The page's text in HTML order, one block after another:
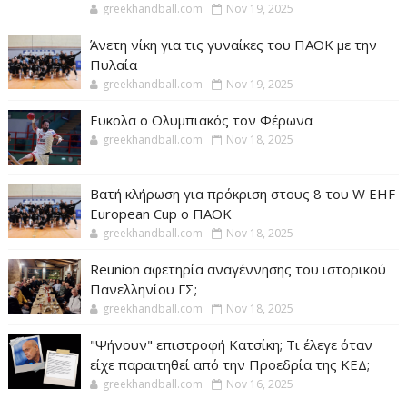
greekhandball.com Nov 19, 2025
Άνετη νίκη για τις γυναίκες του ΠΑΟΚ με την
Πυλαία
greekhandball.com Nov 19, 2025
Ευκολα ο Ολυμπιακός τον Φέρωνα
greekhandball.com Nov 18, 2025
Βατή κλήρωση για πρόκριση στους 8 του W EHF
European Cup ο ΠΑΟΚ
greekhandball.com Nov 18, 2025
Reunion αφετηρία αναγέννησης του ιστορικού
Πανελληνίου ΓΣ;
greekhandball.com Nov 18, 2025
"Ψήνουν" επιστροφή Κατσίκη; Τι έλεγε όταν
είχε παραιτηθεί από την Προεδρία της ΚΕΔ;
greekhandball.com Nov 16, 2025